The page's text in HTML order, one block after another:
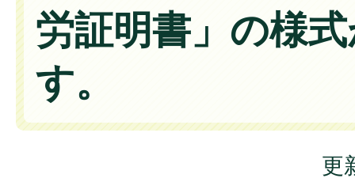
労証明書」の様
す。
更